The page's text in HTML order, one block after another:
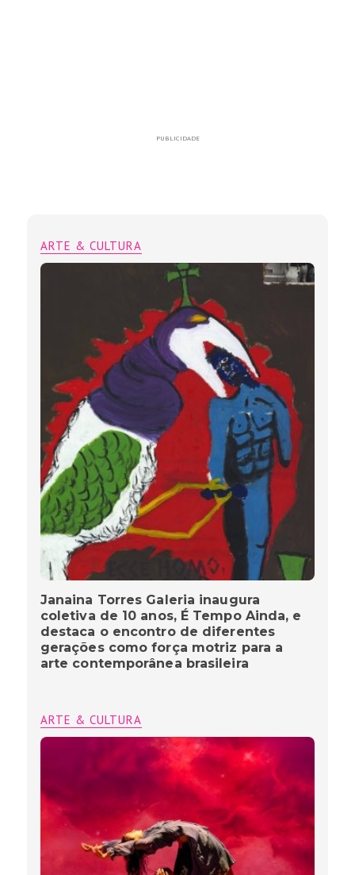
PUBLICIDADE
ARTE & CULTURA
Janaina Torres Galeria inaugura
coletiva de 10 anos, É Tempo Ainda, e
destaca o encontro de diferentes
gerações como força motriz para a
arte contemporânea brasileira
ARTE & CULTURA